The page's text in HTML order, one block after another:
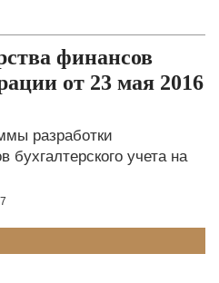
финансов
от 23 мая 2016
разработки
учета на